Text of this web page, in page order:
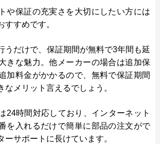
や保証の充実さを大切にしたい方には
すすめです。
うだけで、保証期間が無料で3年間も延
きな魅力。他メーカーの場合は追加保
加料金がかかるので、無料で保証期間
なメリット言えるでしょう。
24時間対応しており、インターネット
を入れるだけで簡単に部品の注文がで
ーサポートに長けています。